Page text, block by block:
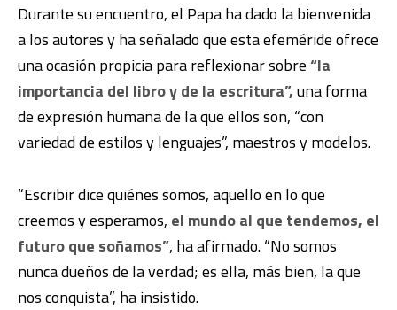
Durante su encuentro, el Papa ha dado la bienvenida
a los autores y ha señalado que esta efeméride ofrece
una ocasión propicia para reflexionar sobre“la
importancia del libro y de la escritura”,una forma
de expresión humana de la que ellos son, “con
variedad de estilos y lenguajes”, maestros y modelos.
“Escribir dice quiénes somos, aquello en lo que
creemos y esperamos, el mundo al que tendemos, el
futuro que soñamos”, ha afirmado. “No somos
nunca dueños de la verdad; es ella, más bien, la que
nos conquista”, ha insistido.